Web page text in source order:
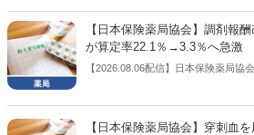
【日本保険薬局協会】調剤報
が算定率22.1％→3.3％へ急激
【2026.08.06配信】日本保険薬局協
「令和８年度調剤報酬改定に係る保
3.3％へ大きく低下した。
【日本保険薬局協会】穿刺血